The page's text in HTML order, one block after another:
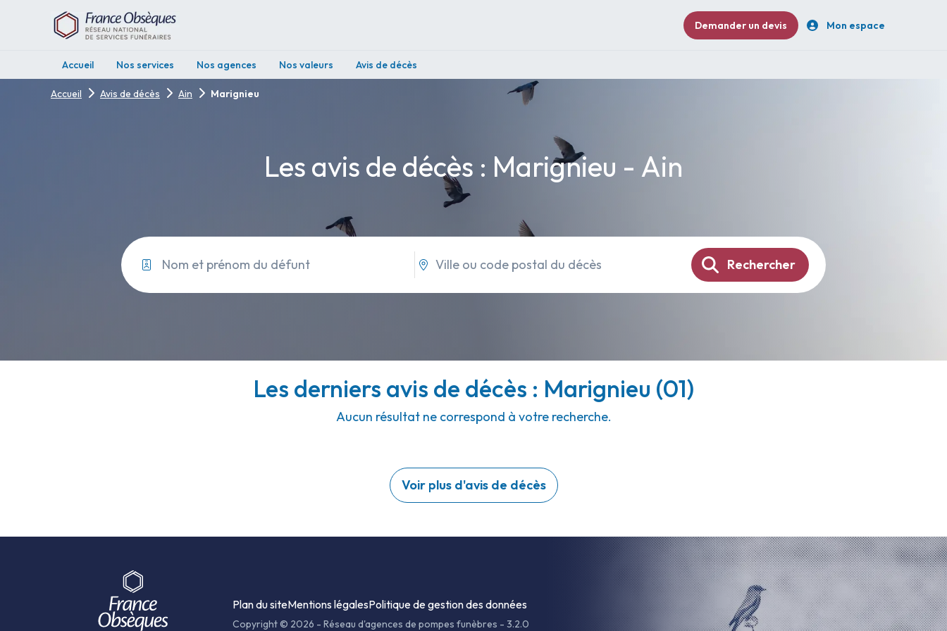
Demander un devis Mon espace
Accueil Nos services Nos agences Nos valeurs Avis de décès
Accueil Avis de décès Ain Marignieu
Les avis de décès : Marignieu - Ain
Rechercher
Les derniers avis de décès : Marignieu (01)
Aucun résultat ne correspond à votre recherche.
Voir plus d'avis de décès
Plan du siteMentions légalesPolitique de gestion des données
Copyright © 2026 - Réseau d'agences de pompes funèbres - 3.2.0